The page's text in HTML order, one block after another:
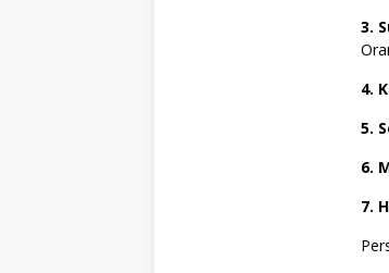
3.
4.
5.
6.
7.